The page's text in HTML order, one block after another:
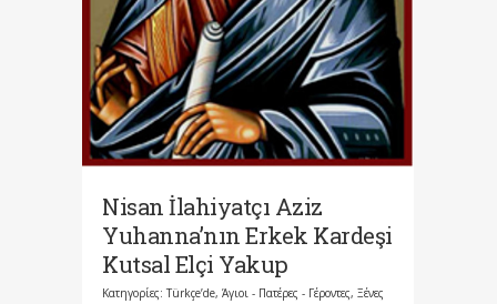
Nisan İlahiyatçı Aziz
Yuhanna’nın Erkek Kardeşi
Kutsal Elçi Yakup
Κατηγορίες:Türkçe’de, Άγιοι - Πατέρες - Γέροντες, Ξένες